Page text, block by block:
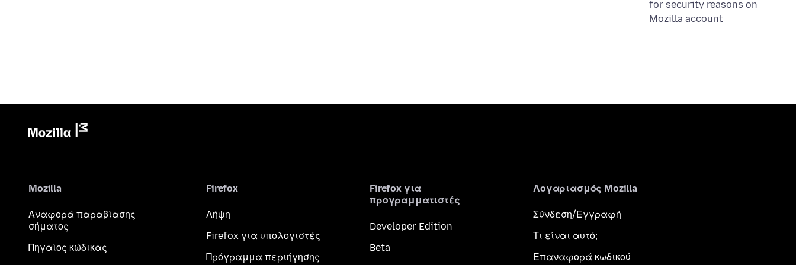
for security reasons on
Mozilla account
Mozilla
Αναφορά παραβίασης
σήματος
Πηγαίος κώδικας
Firefox
Λήψη
Firefox για υπολογιστές
Πρόγραμμα περιήγησης
Firefox για
προγραμματιστές
Developer Edition
Beta
Λογαριασμός Mozilla
Σύνδεση/Εγγραφή
Τι είναι αυτό;
Επαναφορά κωδικού